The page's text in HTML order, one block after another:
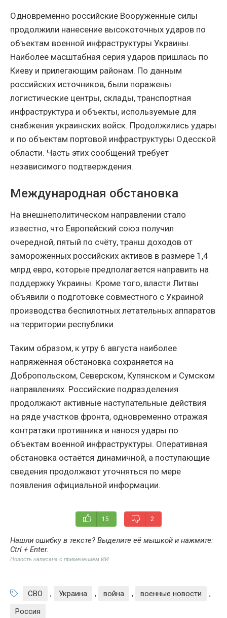
Одновременно российские Вооружённые силы
продолжили нанесение высокоточных ударов по
объектам военной инфраструктуры Украины.
Наиболее масштабная серия ударов пришлась по
Киеву и прилегающим районам. По данным
российских источников, были поражены
логистические центры, склады, транспортная
инфраструктура и объекты, используемые для
снабжения украинских войск. Продолжились удары
и по объектам портовой инфраструктуры Одесской
области. Часть этих сообщений требует
независимого подтверждения.
Международная обстановка
На внешнеполитическом направлении стало
известно, что Европейский союз получил
очередной, пятый по счёту, транш доходов от
замороженных российских активов в размере 1,4
млрд евро, которые предполагается направить на
поддержку Украины. Кроме того, власти Литвы
объявили о подготовке совместного с Украиной
производства беспилотных летательных аппаратов
на территории республики.
Таким образом, к утру 6 августа наиболее
напряжённая обстановка сохраняется на
Добропольском, Северском, Купянском и Сумском
направлениях. Российские подразделения
продолжают активные наступательные действия
на ряде участков фронта, одновременно отражая
контратаки противника и нанося удары по
объектам военной инфраструктуры. Оперативная
обстановка остаётся динамичной, а поступающие
сведения продолжают уточняться по мере
появления официальной информации.
15 2
Нашли ошибку в тексте? Выделите её мышкой и нажмите:
Ctrl + Enter.
Новость написана с применением ИИ
СВО , Украина , война , военные новости
,
Россия